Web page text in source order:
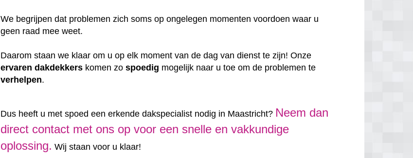
We begrijpen dat problemen zich soms op ongelegen momenten voordoen waar u
geen raad mee weet.
Daarom staan we klaar om u op elk moment van de dag van dienst te zijn! Onze
ervaren dakdekkers komen zospoedig mogelijk naar u toe om de problemen te
verhelpen.
Dus heeft u met spoed een erkende dakspecialist nodig in Maastricht? Neem dan
direct contact met ons op voor een snelle en vakkundige
oplossing. Wij staan voor u klaar!